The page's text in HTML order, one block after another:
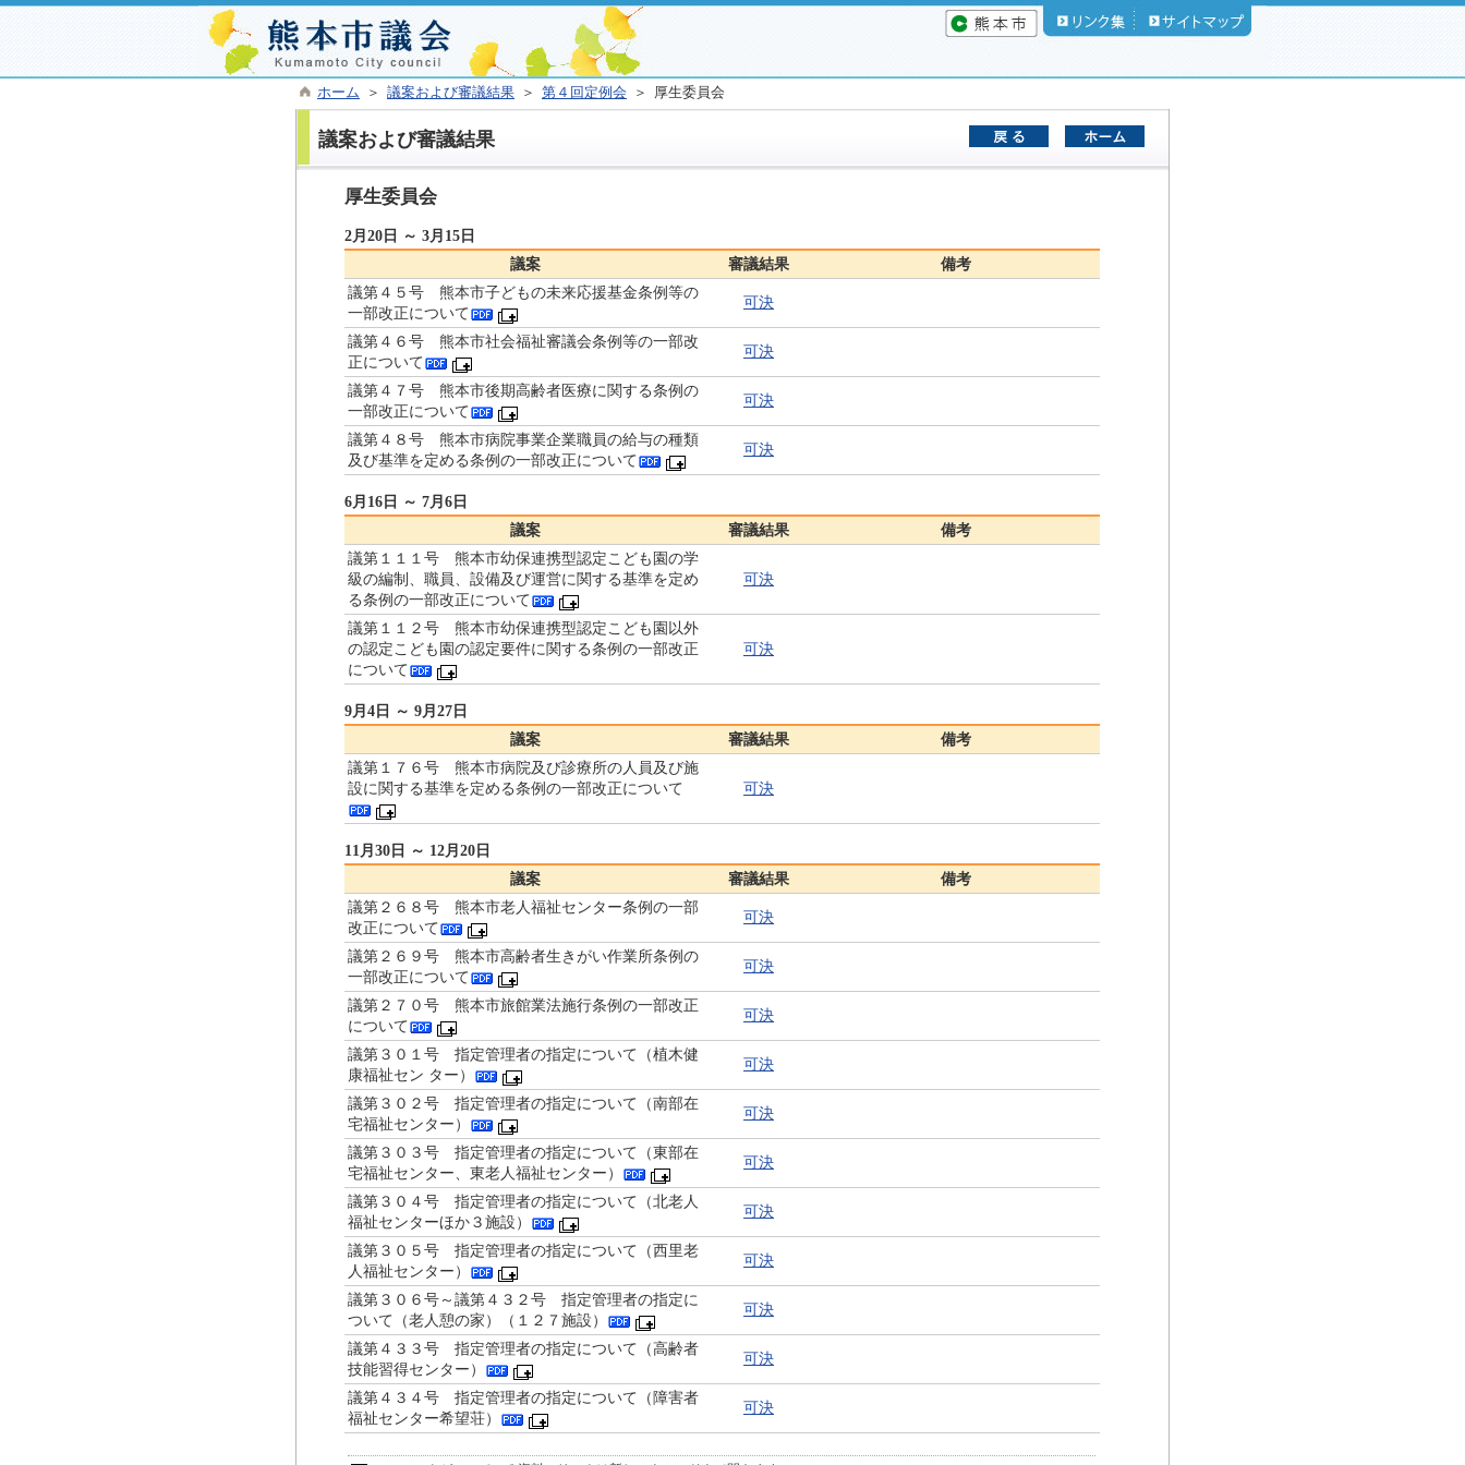
ホーム ＞ 議案および審議結果 ＞ 第４回定例会 ＞ 厚生委員会
議案および審議結果
厚生委員会
2月20日 ～ 3月15日
議案
審議結果
備考
議第４５号 熊本市子どもの未来応援基金条例等の
一部改正について
可決
議第４６号 熊本市社会福祉審議会条例等の一部改
正について
可決
議第４７号 熊本市後期高齢者医療に関する条例の
一部改正について
可決
議第４８号 熊本市病院事業企業職員の給与の種類
及び基準を定める条例の一部改正について
可決
6月16日 ～ 7月6日
議案
審議結果
備考
議第１１１号 熊本市幼保連携型認定こども園の学
級の編制、職員、設備及び運営に関する基準を定め
る条例の一部改正について
可決
議第１１２号 熊本市幼保連携型認定こども園以外
の認定こども園の認定要件に関する条例の一部改正
について
可決
9月4日 ～ 9月27日
議案
審議結果
備考
議第１７６号 熊本市病院及び診療所の人員及び施
設に関する基準を定める条例の一部改正について
可決
11月30日 ～ 12月20日
議案
審議結果
備考
議第２６８号 熊本市老人福祉センター条例の一部
改正について
可決
議第２６９号 熊本市高齢者生きがい作業所条例の
一部改正について
可決
議第２７０号 熊本市旅館業法施行条例の一部改正
について
可決
議第３０１号 指定管理者の指定について（植木健
康福祉セン ター）
可決
議第３０２号 指定管理者の指定について（南部在
宅福祉センター）
可決
議第３０３号 指定管理者の指定について（東部在
宅福祉センター、東老人福祉センター）
可決
議第３０４号 指定管理者の指定について（北老人
福祉センターほか３施設）
可決
議第３０５号 指定管理者の指定について（西里老
人福祉センター）
可決
議第３０６号～議第４３２号 指定管理者の指定に
ついて（老人憩の家）（１２７施設）
可決
議第４３３号 指定管理者の指定について（高齢者
技能習得センター）
可決
議第４３４号 指定管理者の指定について（障害者
福祉センター希望荘）
可決